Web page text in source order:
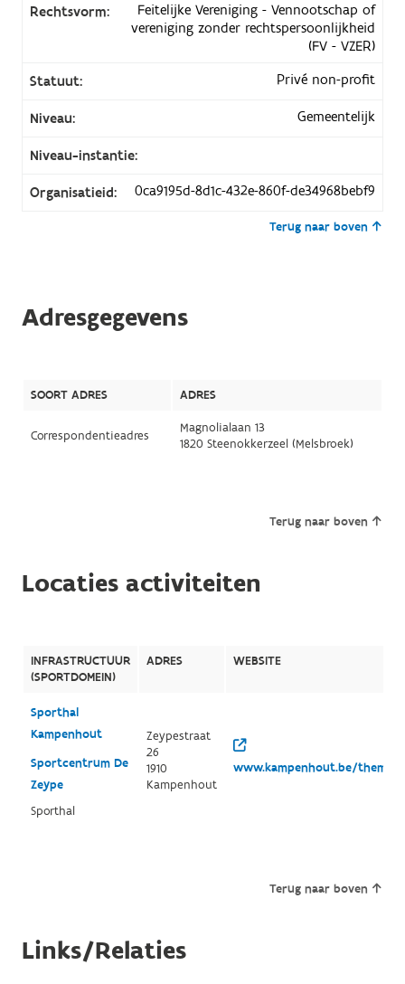
Rechtsvorm:
Feitelijke Vereniging - Vennootschap of
vereniging zonder rechtspersoonlijkheid
(FV - VZER)
Statuut:
Privé non-profit
Niveau: Gemeentelijk
Niveau-instantie:
Organisatieid: 0ca9195d-8d1c-432e-860f-de34968bebf9
Terug naar boven
Adresgegevens
SOORT ADRES ADRES
Correspondentieadres
Magnolialaan 13
1820 Steenokkerzeel (Melsbroek)
Terug naar boven
Locaties activiteiten
INFRASTRUCTUUR
(SPORTDOMEIN)
ADRES WEBSITE
Sporthal
Kampenhout
Sportcentrum De
Zeype
Sporthal
Zeypestraat
26
1910
Kampenhout
www.kampenhout.be/thema/
Terug naar boven
Links/Relaties